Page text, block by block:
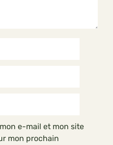
e-mail et mon site
mon prochain